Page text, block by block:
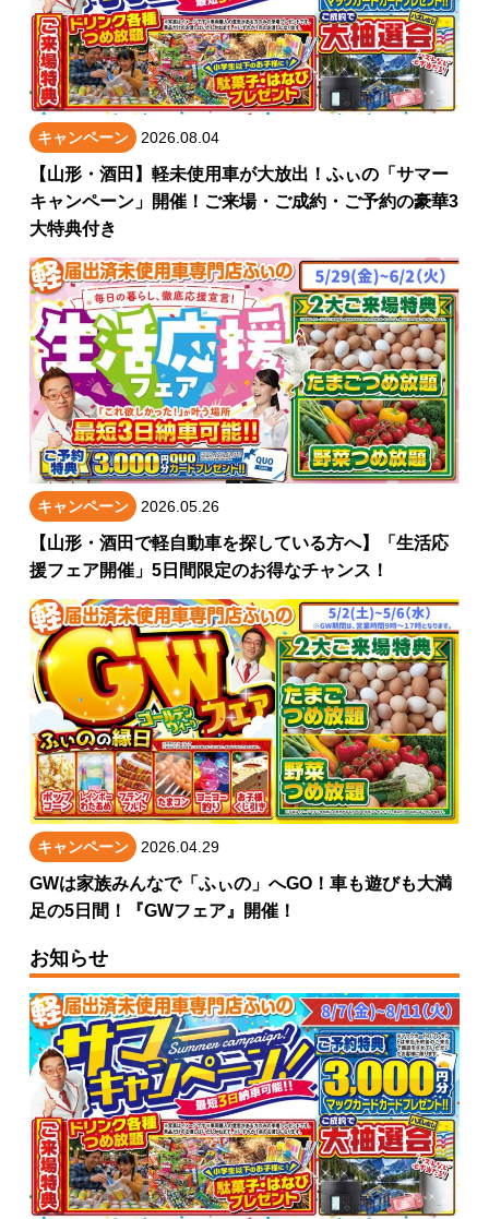
キャンペーン 2026.08.04
【山形・酒田】軽未使用車が大放出！ふぃの「サマー
キャンペーン」開催！ご来場・ご成約・ご予約の豪華3
大特典付き
キャンペーン 2026.05.26
【山形・酒田で軽自動車を探している方へ】「生活応
援フェア開催」5日間限定のお得なチャンス！
キャンペーン 2026.04.29
GWは家族みんなで「ふぃの」へGO！車も遊びも大満
足の5日間！『GWフェア』開催！
お知らせ